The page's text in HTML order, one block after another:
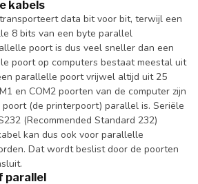
kabels
data bit voor bit, terwijl een
8 bits van een byte parallel
poort is dus veel sneller dan een
poort op computers bestaat meestal uit
parallelle poort vrijwel altijd uit 25
en COM2 poorten van de computer zijn
(de printerpoort) parallel is. Seriële
(Recommended Standard 232)
kan dus ook voor parallelle
Dat wordt beslist door de poorten
parallel